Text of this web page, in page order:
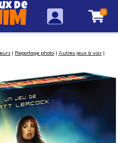
de
0
| Reportage photo | Autres jeux à voir |